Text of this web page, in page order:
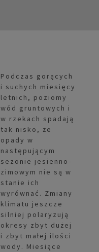
Podczas gorących
i suchych miesięcy
letnich, poziomy
wód gruntowych i
w rzekach spadają
tak nisko, że
opady w
następującym
sezonie jesienno-
zimowym nie są w
stanie ich
wyrównać. Zmiany
klimatu jeszcze
silniej polaryzują
okresy zbyt dużej
i zbyt małej ilości
wody. Miesiące